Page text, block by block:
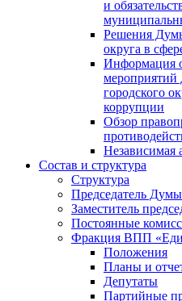
и
Решения
округа в
Информация
городского
коррупции
Обзор
Независимая
Состав и структура
Структура
Председатель Думы
Заместитель
Постоянные
Фракция ВПП
Положения
Планы и
Депутаты
Партийные